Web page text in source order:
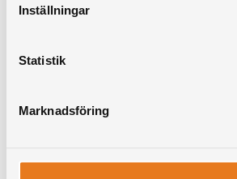
Inställningar
Statistik
Marknadsföring